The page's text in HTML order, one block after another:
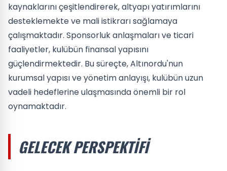
kaynaklarını çeşitlendirerek, altyapı yatırımlarını
desteklemekte ve mali istikrarı sağlamaya
çalışmaktadır. Sponsorluk anlaşmaları ve ticari
faaliyetler, kulübün finansal yapısını
güçlendirmektedir. Bu süreçte, Altınordu'nun
kurumsal yapısı ve yönetim anlayışı, kulübün uzun
vadeli hedeflerine ulaşmasında önemli bir rol
oynamaktadır.
GELECEK PERSPEKTIFI